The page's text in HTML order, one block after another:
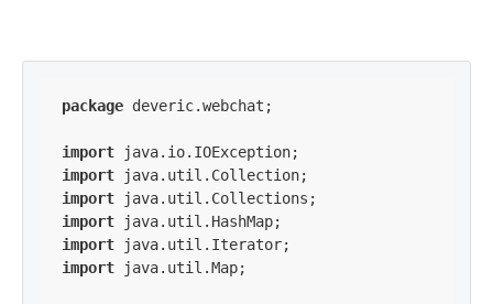
package deveric.webchat;
import
import
import
import
import
import java.util.Map;